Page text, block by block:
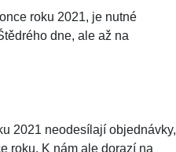
roku 2021, je nutné
dne, ale až na
2021 neodesílají objednávky,
roku. K nám ale dorazí na